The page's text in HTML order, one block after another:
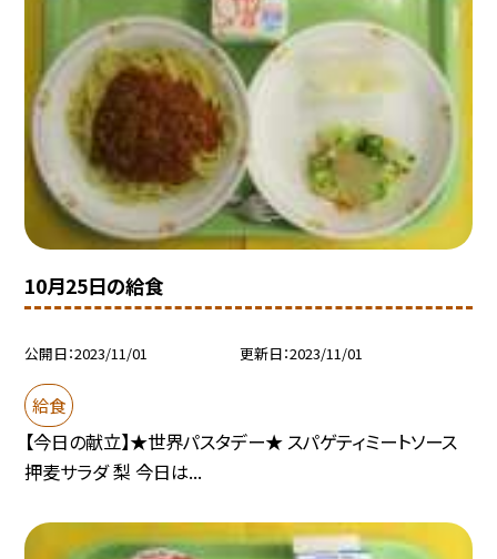
10月25日の給食
公開日 2023/11/01 更新日 2023/11/01
給食
【今日の献立】★世界パスタデー★ スパゲティミートソース
押麦サラダ 梨 今日は...